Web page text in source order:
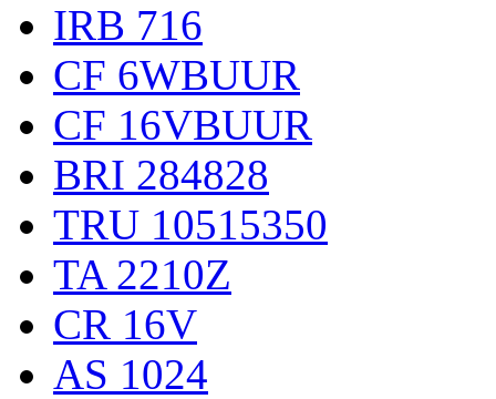
IRB 716
CF 6WBUUR
CF 16VBUUR
BRI 284828
TRU 10515350
TA 2210Z
CR 16V
AS 1024